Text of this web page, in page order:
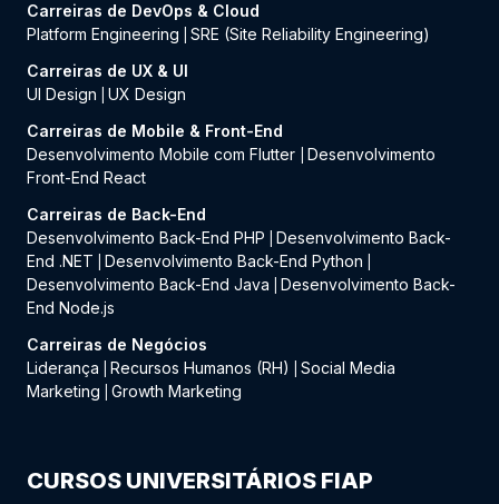
Carreiras de DevOps & Cloud
Platform Engineering
SRE (Site Reliability Engineering)
Carreiras de UX & UI
UI Design
UX Design
Carreiras de Mobile & Front-End
Desenvolvimento Mobile com Flutter
Desenvolvimento
Front-End React
Carreiras de Back-End
Desenvolvimento Back-End PHP
Desenvolvimento Back-
End .NET
Desenvolvimento Back-End Python
Desenvolvimento Back-End Java
Desenvolvimento Back-
End Node.js
Carreiras de Negócios
Liderança
Recursos Humanos (RH)
Social Media
Marketing
Growth Marketing
CURSOS UNIVERSITÁRIOS FIAP